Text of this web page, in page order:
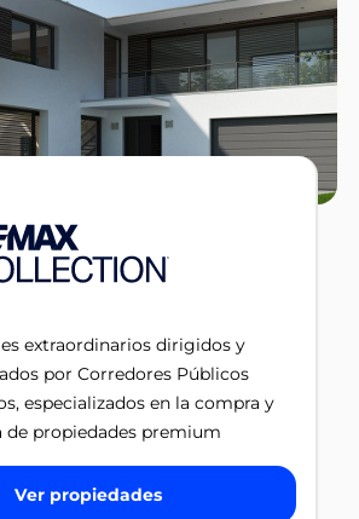
extraordinarios dirigidos y
por Corredores Públicos
especializados en la compra y
de propiedades premium
Ver propiedades